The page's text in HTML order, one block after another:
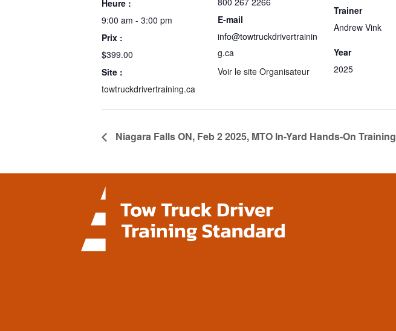
Heure :
9:00 am - 3:00 pm
Prix :
$399.00
Site :
towtruckdrivertraining.ca
E-mail
info@towtruckdrivertrainin
g.ca
Voir le site Organisateur
Trainer
Andrew Vink
Year
2025
Niagara Falls ON, Feb 2 2025, MTO In-Yard Hands-On Training